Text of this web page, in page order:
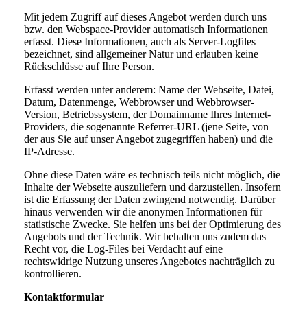
Mit jedem Zugriff auf dieses Angebot werden durch uns
bzw. den Webspace-Provider automatisch Informationen
erfasst. Diese Informationen, auch als Server-Logfiles
bezeichnet, sind allgemeiner Natur und erlauben keine
Rückschlüsse auf Ihre Person.
Erfasst werden unter anderem: Name der Webseite, Datei,
Datum, Datenmenge, Webbrowser und Webbrowser-
Version, Betriebssystem, der Domainname Ihres Internet-
Providers, die sogenannte Referrer-URL (jene Seite, von
der aus Sie auf unser Angebot zugegriffen haben) und die
IP-Adresse.
Ohne diese Daten wäre es technisch teils nicht möglich, die
Inhalte der Webseite auszuliefern und darzustellen. Insofern
ist die Erfassung der Daten zwingend notwendig. Darüber
hinaus verwenden wir die anonymen Informationen für
statistische Zwecke. Sie helfen uns bei der Optimierung des
Angebots und der Technik. Wir behalten uns zudem das
Recht vor, die Log-Files bei Verdacht auf eine
rechtswidrige Nutzung unseres Angebotes nachträglich zu
kontrollieren.
Kontaktformular